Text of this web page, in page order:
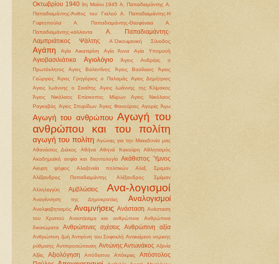
Οκτωβρίου 1940 9η Μαίου 1945 Α. Παπαδιαμάντης Α.
Παπαδιαμάντης-Άνθος του Γιαλού
Α. Παπαδιαμάντης-Η
Γυφτοπούλα
Α. Παπαδιαμάντης-Θεοφάνεια
Α.
Παπαδιαμάντης-κάλλαντα
Α. Παπαδιαμάντης-
Λαμπριάτικος Ψάλτης
Α΄Οικουμενική Σύνοδος
Αγάπη Αγία Αικατερίνη Αγία Άννα Αγία Υπομονή
Αγιοβασιλιάτικα Αγιολόγιο
Άγιος Ανδρέας ο
Πρωτόκλητος
Αγιος Βαλεντίνος Άγιος Βασίλειος
Άγιος
Γεώργιος
Άγιος Γρηγόριος ο Παλαμάς Αγιος Δημήτριος
Αγιος Ιωάννης ο Σιναΐτης
Αγιος Ιωάννης της Κλίμακος
Άγιος Νικόλαος Επίσκοπος Μύρων
Αγιος Νικόλαος
Ραγκαβάς Αγιος Σπυρίδων Άγιος Φανούριος Αγορές Άγω
Αγωγή του ανθρώπου Αγωγή του
ανθρώπου και του πολίτη
αγωγή του πολίτη Αγώνας για την Μακεδονία μας
Αθανάσιος Διάκος
Αθήνα Αθηνά Κακούρη
Αθλητισμός
Ακαδημαϊκή σοφία και δεοντολογία Ακάθιστος Ύμνος
Ακυρη ψήφος Αλαζονεία πολιτικών
Αλεξ. Σμεμαν
Αλέξανδρος Παπαδιαμάντης
Αλέξανδρος Σμέμαν
Αλληλεγγύη Αμβλώσεις Ανα-λογισμοί
Αναγέννηση της Δημοκρατίας Αναλογισμοί
Αναλφαβητισμός Αναμνήσεις Ανάσταση Ανάσταση
του Χριστού
Αναστάσιμα και ανθρώπινα
Ανθρώπινα
δικαιώματα
Ανθρώπινες σχέσεις Ανθρώπινη αξία
Ανθρώπινη ζωή Αντιγόνη του Σοφοκλή Αντικείμενο νομικης
ρύθμισης Αντιπροσώπευση Αντώνης Αντωνάκος Αξενία
Αξίες
Αξιολόγηση Απόδειπνο Απόκριες
Απόστολος